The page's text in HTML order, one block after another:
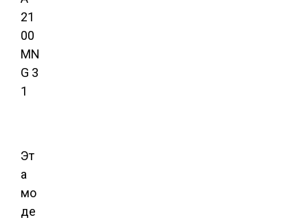
Эт
а
мо
де